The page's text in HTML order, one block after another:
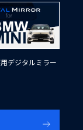
デジタルミラー